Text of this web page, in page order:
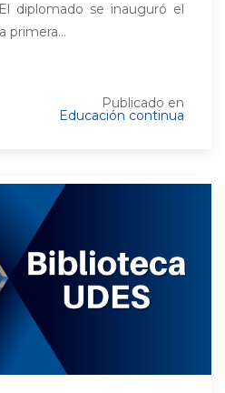
diplomado se inauguró el
primera...
Publicado en
Educación continua